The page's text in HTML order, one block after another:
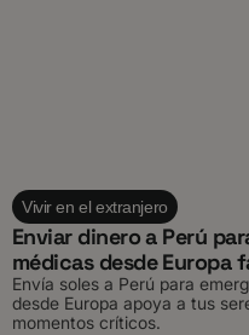
Vivir en el extranjero
Enviar dinero a Perú
médicas desde Europa
Envía soles a Perú para
desde Europa apoya a tus
momentos críticos.